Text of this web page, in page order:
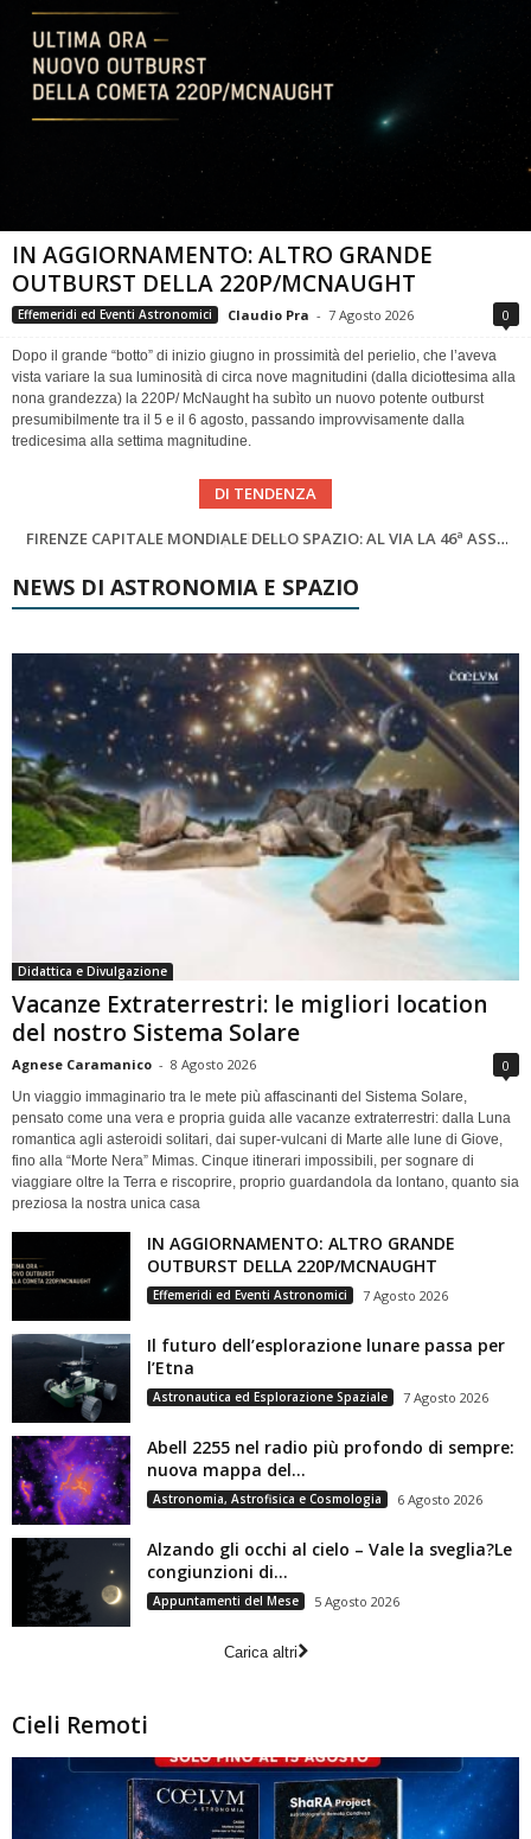
IN AGGIORNAMENTO: ALTRO GRANDE
OUTBURST DELLA 220P/MCNAUGHT
Effemeridi ed Eventi Astronomici Claudio Pra - 7 Agosto 2026 0
Dopo il grande “botto” di inizio giugno in prossimità del perielio, che l’aveva
vista variare la sua luminosità di circa nove magnitudini (dalla diciottesima alla
nona grandezza) la 220P/ McNaught ha subìto un nuovo potente outburst
presumibilmente tra il 5 e il 6 agosto, passando improvvisamente dalla
tredicesima alla settima magnitudine.
DI TENDENZA
FIRENZE CAPITALE MONDIALE DELLO SPAZIO: AL VIA LA 46ª ASSEMBLEA SCIENTIFICA DEL COSPAR
Cielo del Mese di Agosto 2026
NEWS DI ASTRONOMIA E SPAZIO
Didattica e Divulgazione
Vacanze Extraterrestri: le migliori location
del nostro Sistema Solare
Agnese Caramanico - 8 Agosto 2026 0
Un viaggio immaginario tra le mete più affascinanti del Sistema Solare,
pensato come una vera e propria guida alle vacanze extraterrestri: dalla Luna
romantica agli asteroidi solitari, dai super-vulcani di Marte alle lune di Giove,
fino alla “Morte Nera” Mimas. Cinque itinerari impossibili, per sognare di
viaggiare oltre la Terra e riscoprire, proprio guardandola da lontano, quanto sia
preziosa la nostra unica casa
IN AGGIORNAMENTO: ALTRO GRANDE
OUTBURST DELLA 220P/MCNAUGHT
Effemeridi ed Eventi Astronomici 7 Agosto 2026
Il futuro dell’esplorazione lunare passa per
l’Etna
Astronautica ed Esplorazione Spaziale 7 Agosto 2026
Abell 2255 nel radio più profondo di sempre:
nuova mappa del...
Astronomia, Astrofisica e Cosmologia 6 Agosto 2026
Alzando gli occhi al cielo – Vale la sveglia?Le
congiunzioni di...
Appuntamenti del Mese 5 Agosto 2026
Carica altri
Cieli Remoti